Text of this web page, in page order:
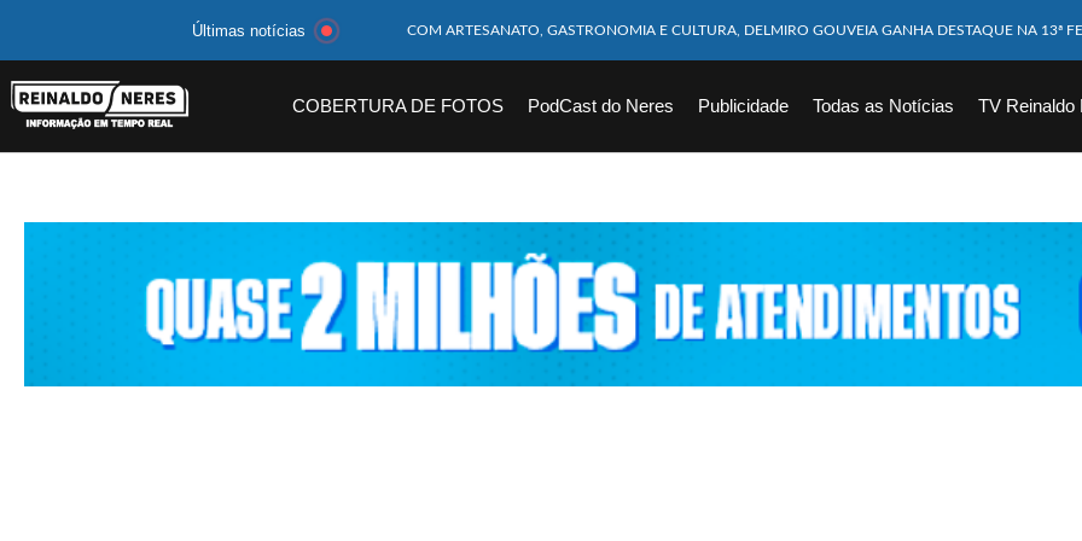
Últimas notícias
HOMEM CAI DE CACHOEIRA DE 40 METROS AO TENTAR FAZER FOTO
CORPO DE JOVEM DESAPARECIDO É ENCONTRADO EM BARRAGEM NO INTERIOR DE ALAGOAS
COBERTURA DE FOTOS PodCast do Neres Publicidade Todas as Notícias TV Reinaldo